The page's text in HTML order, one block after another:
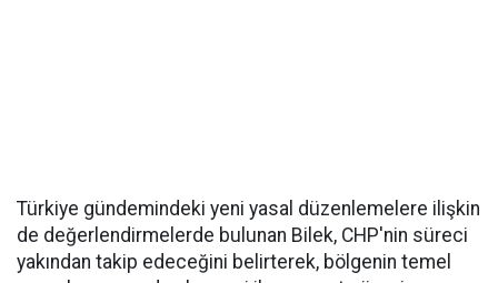
Türkiye gündemindeki yeni yasal düzenlemelere ilişkin
de değerlendirmelerde bulunan Bilek, CHP'nin süreci
yakından takip edeceğini belirterek, bölgenin temel